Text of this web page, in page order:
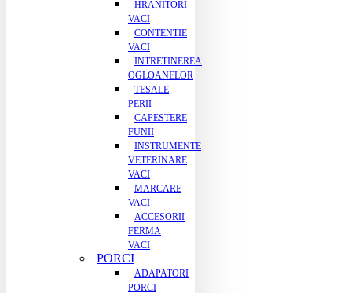
HRANITORI
VACI
CONTENTIE
VACI
INTRETINEREA
OGLOANELOR
TESALE
PERII
CAPESTERE
FUNII
INSTRUMENTE
VETERINARE
VACI
MARCARE
VACI
ACCESORII
FERMA
VACI
PORCI
ADAPATORI
PORCI